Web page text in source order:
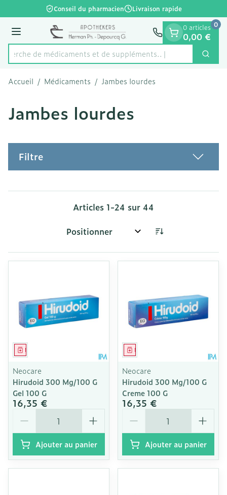
Aller au contenu
1 de 1
Conseil du pharmacien Livraison rapide
Menu
Rechercher
Recherche de médicamen
0 articles
0,00 €
0
Accueil / Médicaments / Jambes lourdes
Jambes lourdes
Filtre
Articles 1-24 sur 44
Trier par:
Médicament
Neocare
Hirudoid 300 Mg/100 G
Gel 100 G
16,35 €
Ajouter au panier
Médicament
Neocare
Hirudoid 300 Mg/100 G
Creme 100 G
16,35 €
Ajouter au panier